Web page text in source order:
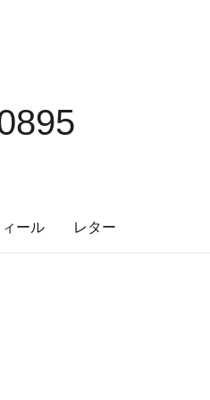
ール レター